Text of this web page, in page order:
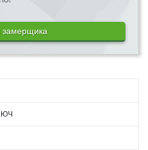
замерщика